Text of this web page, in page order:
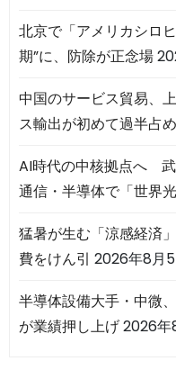
北京で「アメリカシロ
期”に、防除が正念場
中国のサービス貿易、
ス輸出が初めて過半占
AI時代の中核拠点へ
通信・半導体で「世界
猛暑が生む「涼感経済
費をけん引 2026年8月
半導体設備大手・中微
が業績押し上げ2026年